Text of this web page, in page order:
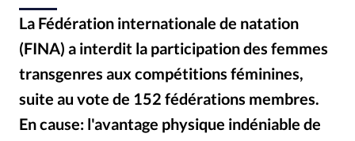
Se connecter
Devise:CHF
RUBRIQUES
Toute l'actualité
Mission
Monde People Politique
Religions
La Fédération internationale de natation
(FINA) a interdit la participation des femmes
transgenres aux compétitions féminines,
suite au vote de 152 fédérations membres.
En cause: l'avantage physique indéniable de